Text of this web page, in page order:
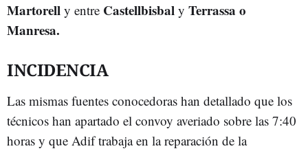
Martorell y entre Castellbisbal y Terrassa o
Manresa.
INCIDENCIA
Las mismas fuentes conocedoras han detallado que los
técnicos han apartado el convoy averiado sobre las 7:40
horas y que Adif trabaja en la reparación de la